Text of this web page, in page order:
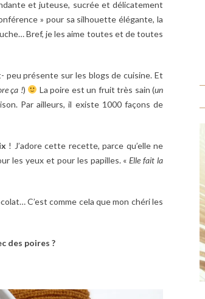
et juteuse, sucrée et délicatement
» pour sa silhouette élégante, la
Bref, je les aime toutes et de toutes
peu présente sur les blogs de cuisine. Et
ça !) La poire est un fruit très sain (un
Par ailleurs, il existe 1000 façons de
! J’adore cette recette, parce qu’elle ne
les yeux et pour les papilles. «Elle fait la
C’est comme cela que mon chéri les
des poires ?